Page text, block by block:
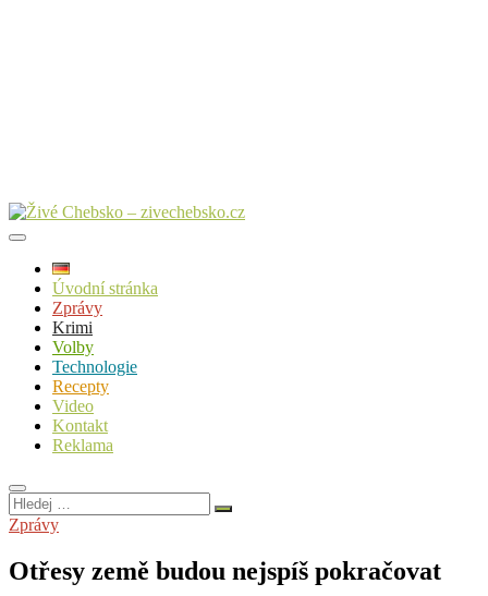
Úvodní stránka
Zprávy
Krimi
Volby
Technologie
Recepty
Video
Kontakt
Reklama
Hledej
…
Zprávy
Otřesy země budou nejspíš pokračovat